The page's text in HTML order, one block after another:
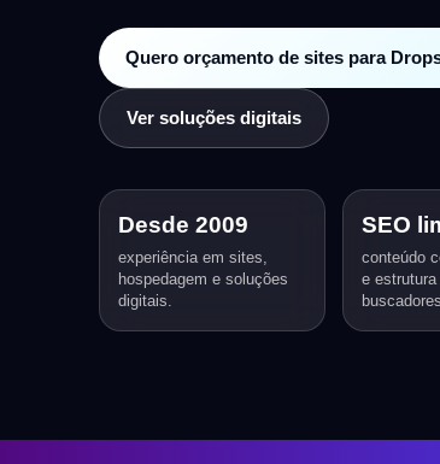
Quero orçamento de sites para
Ver soluções digitais
Desde 2009
experiência em sites,
hospedagem e soluções
digitais.
SEO
conteúdo
e